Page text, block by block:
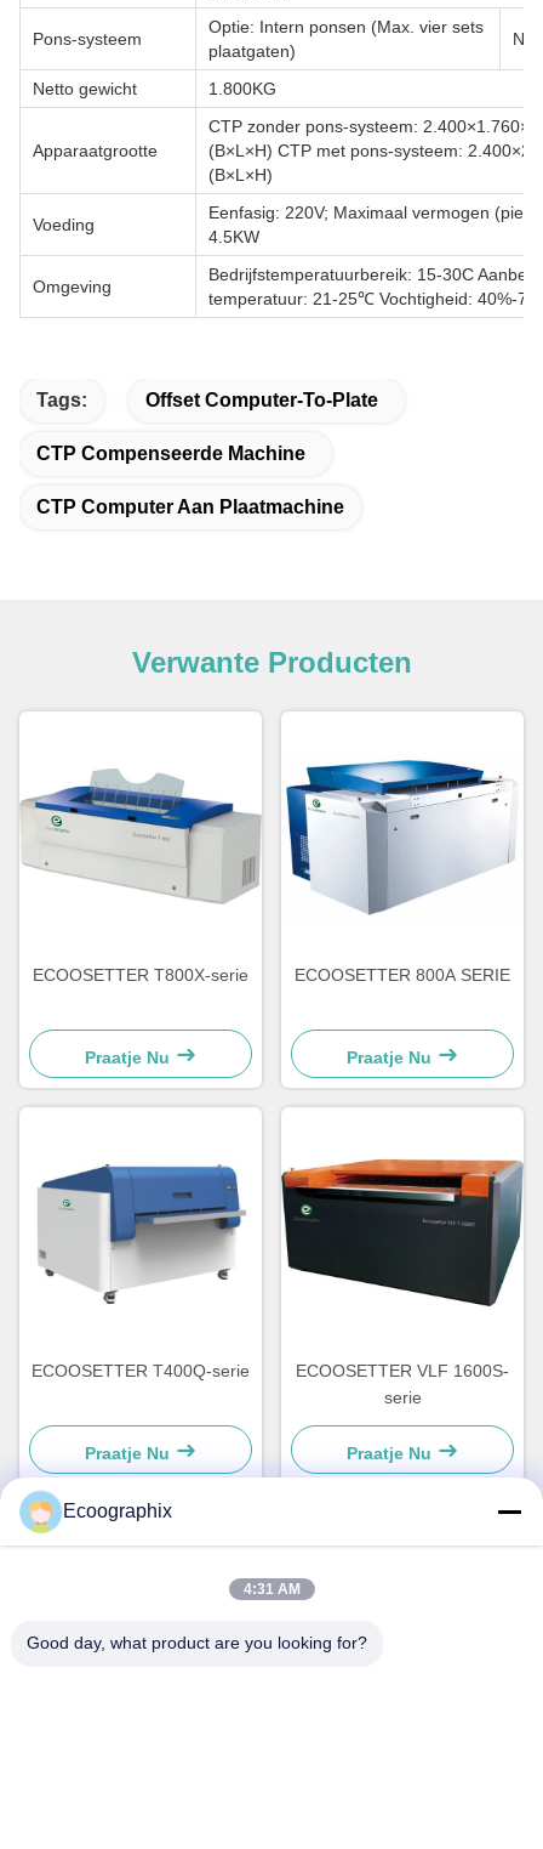
Pons-systeem
Optie: Intern ponsen (Max. vier sets
plaatgaten)
Netto gewicht 1.800KG
Apparaatgrootte
CTP zonder pons-systeem:
(B×L×H) CTP met pons-systeem:
(B×L×H)
Voeding
Eenfasig: 220V; Maximaal vermogen
4.5KW
Omgeving
Bedrijfstemperatuurbereik: 15-30C
temperatuur: 21-25℃ Vochtigheid: 40%-
Tags: Offset Computer-To-Plate
CTP Compenseerde Machine
CTP Computer Aan Plaatmachine
Verwante Producten
ECOOSETTER T800X-serie
Praatje Nu
ECOOSETTER 800A SERIE
Praatje Nu
ECOOSETTER T400Q-serie
Praatje Nu
ECOOSETTER VLF 1600S-
serie
Praatje Nu
Adres
Ecoographix
4:31 AM
Good day, what product are you looking for?